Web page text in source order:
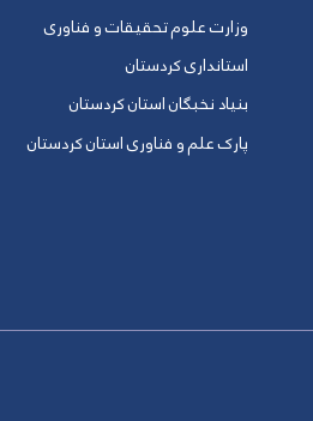
وزارت علوم تحقیقات و فناوری
استانداری کردستان
بنیاد نخبگان استان کردستان
پارک علم و فناوری استان کردستان